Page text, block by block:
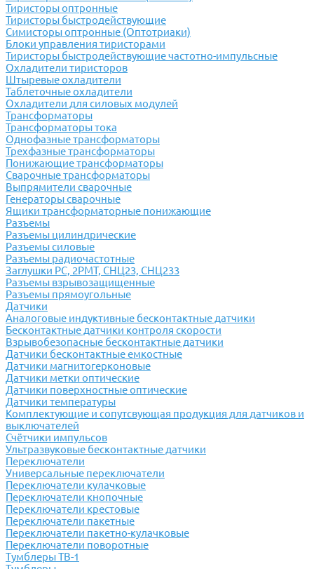
Тиристоры оптронные
Тиристоры быстродействующие
Симисторы оптронные (Оптотриаки)
Блоки управления тиристорами
Тиристоры быстродействующие частотно-импульсные
Охладители тиристоров
Штыревые охладители
Таблеточные охладители
Охладители для силовых модулей
Трансформаторы
Трансформаторы тока
Однофазные трансформаторы
Трехфазные трансформаторы
Понижающие трансформаторы
Сварочные трансформаторы
Выпрямители сварочные
Генераторы сварочные
Ящики трансформаторные понижающие
Разъемы
Разъемы цилиндрические
Разъемы силовые
Разъемы радиочастотные
Заглушки РС, 2РМТ, СНЦ23, СНЦ233
Разъемы взрывозащищенные
Разъемы прямоугольные
Датчики
Аналоговые индуктивные бесконтактные датчики
Бесконтактные датчики контроля скорости
Взрывобезопасные бесконтактные датчики
Датчики бесконтактные емкостные
Датчики магнитогерконовые
Датчики метки оптические
Датчики поверхностные оптические
Датчики температуры
Комплектующие и сопутсвующая продукция для датчиков и
выключателей
Счётчики импульсов
Ультразвуковые бесконтактные датчики
Переключатели
Универсальные переключатели
Переключатели кулачковые
Переключатели кнопочные
Переключатели крестовые
Переключатели пакетные
Переключатели пакетно-кулачковые
Переключатели поворотные
Тумблеры ТВ-1